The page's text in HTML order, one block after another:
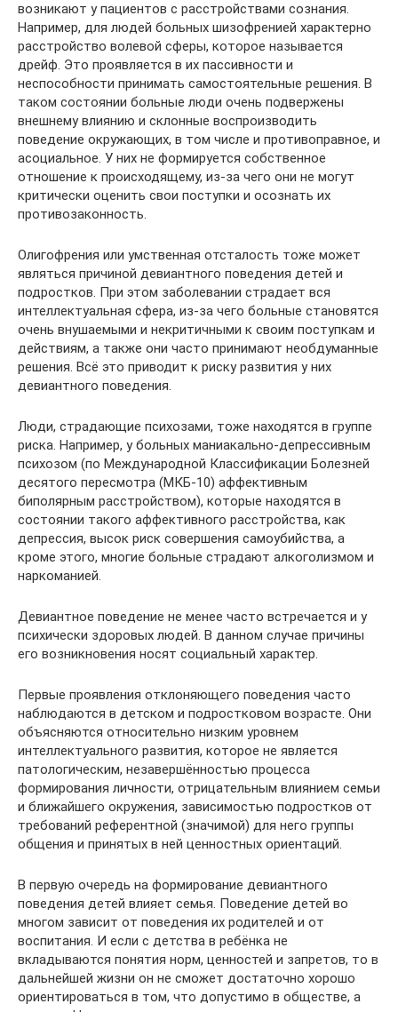
возникают у пациентов с расстройствами сознания.
Например, для людей больных шизофренией характерно
расстройство волевой сферы, которое называется
дрейф. Это проявляется в их пассивности и
неспособности принимать самостоятельные решения. В
таком состоянии больные люди очень подвержены
внешнему влиянию и склонные воспроизводить
поведение окружающих, в том числе и противоправное, и
асоциальное. У них не формируется собственное
отношение к происходящему, из-за чего они не могут
критически оценить свои поступки и осознать их
противозаконность.
Олигофрения или умственная отсталость тоже может
являться причиной девиантного поведения детей и
подростков. При этом заболевании страдает вся
интеллектуальная сфера, из-за чего больные становятся
очень внушаемыми и некритичными к своим поступкам и
действиям, а также они часто принимают необдуманные
решения. Всё это приводит к риску развития у них
девиантного поведения.
Люди, страдающие психозами, тоже находятся в группе
риска. Например, у больных маниакально-депрессивным
психозом (по Международной Классификации Болезней
десятого пересмотра (МКБ-10) аффективным
биполярным расстройством), которые находятся в
состоянии такого аффективного расстройства, как
депрессия, высок риск совершения самоубийства, а
кроме этого, многие больные страдают алкоголизмом и
наркоманией.
Девиантное поведение не менее часто встречается и у
психически здоровых людей. В данном случае причины
его возникновения носят социальный характер.
Первые проявления отклоняющего поведения часто
наблюдаются в детском и подростковом возрасте. Они
объясняются относительно низким уровнем
интеллектуального развития, которое не является
патологическим, незавершённостью процесса
формирования личности, отрицательным влиянием семьи
и ближайшего окружения, зависимостью подростков от
требований референтной (значимой) для него группы
общения и принятых в ней ценностных ориентаций.
В первую очередь на формирование девиантного
поведения детей влияет семья. Поведение детей во
многом зависит от поведения их родителей и от
воспитания. И если с детства в ребёнка не
вкладываются понятия норм, ценностей и запретов, то в
дальнейшей жизни он не сможет достаточно хорошо
ориентироваться в том, что допустимо в обществе, а